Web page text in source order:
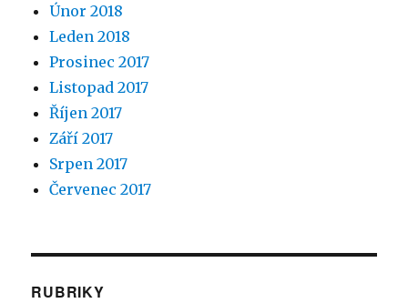
Únor 2018
Leden 2018
Prosinec 2017
Listopad 2017
Říjen 2017
Září 2017
Srpen 2017
Červenec 2017
RUBRIKY